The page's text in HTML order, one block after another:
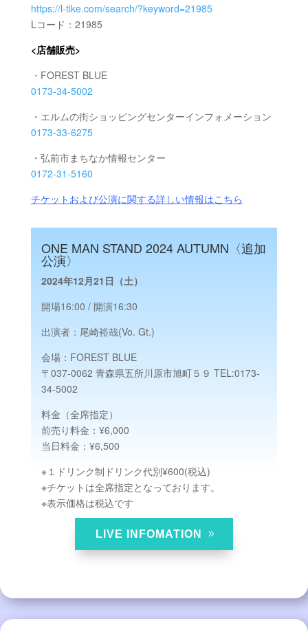
https://l-tike.com/search/?keyword=21985
Lコード：21985
<店舗販売>
・FOREST BLUE
0173-34-5002
・エルムの街ショッピングセンターインフォメーション
0173-33-6275
・弘前市まちなか情報センター
0172-31-5160
チケットおよび公演に関する詳しい情報はこちら
ONE MAN STAND 2024 AUTUMN〈追加
公演〉
2024年12月21日（土）
開場16:00 / 開演16:30
出演者：尾崎裕哉(Vo. Gt.)
会場： FOREST BLUE
〒037-0062 青森県五所川原市旭町５９ TEL:0173-
34-5002
料金（全席指定）
前売り料金：¥6,000
当日料金：¥6,500
※１ドリンク制ドリンク代別¥600(税込)
※チケットは全席指定となっております。
※表示価格は税込です
LIVE INFOMATION